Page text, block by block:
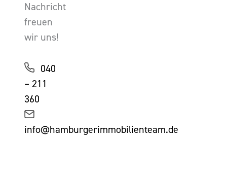
Nachricht
freuen
wir uns!
040
– 211
360
info@hamburgerimmobilienteam.de